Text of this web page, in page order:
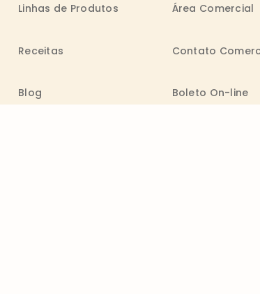
Linhas de Produtos Área Comercial
Receitas Contato
Blog Boleto On-line